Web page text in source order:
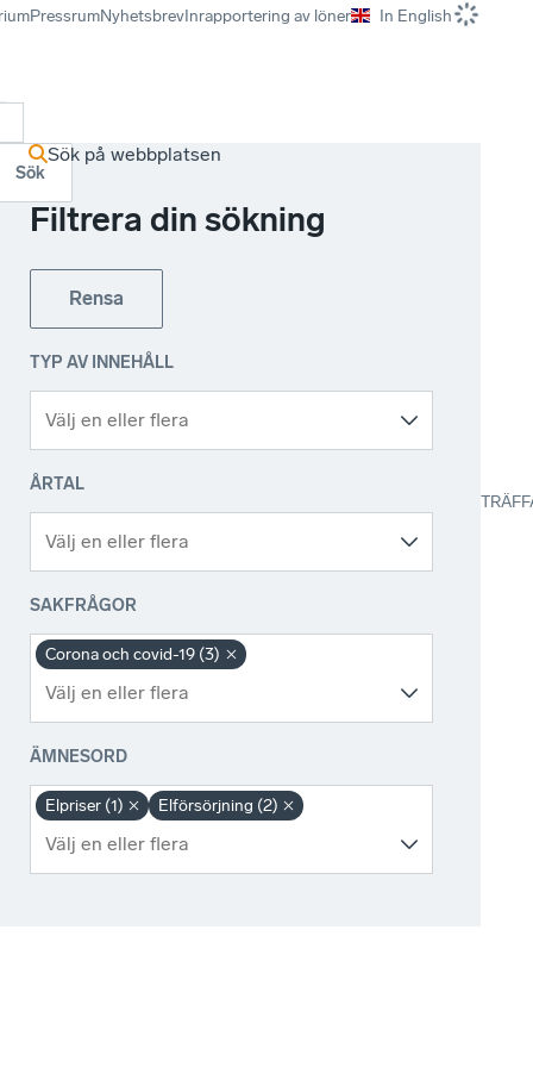
PressrumNyhetsbrevInrapportering av löner In English
Sök på webbplatsen
Filtrera din sökning
Rensa
TYP AV INNEHÅLL
ÅRTAL
SAKFRÅGOR
Corona och covid-19 (3)
ÄMNESORD
Elpriser (1) Elförsörjning (2)
Sök